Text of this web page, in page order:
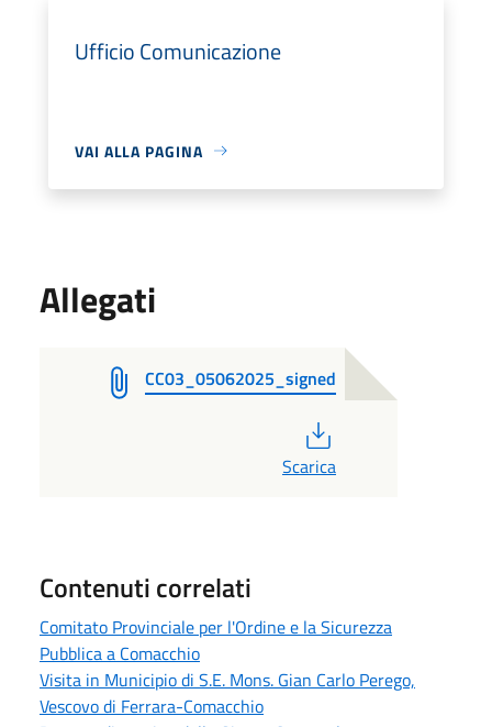
Ufficio Comunicazione
VAI ALLA PAGINA
Allegati
CC03_05062025_signed
Scarica
Contenuti correlati
Comitato Provinciale per l'Ordine e la Sicurezza
Pubblica a Comacchio
Visita in Municipio di S.E. Mons. Gian Carlo Perego,
Vescovo di Ferrara-Comacchio